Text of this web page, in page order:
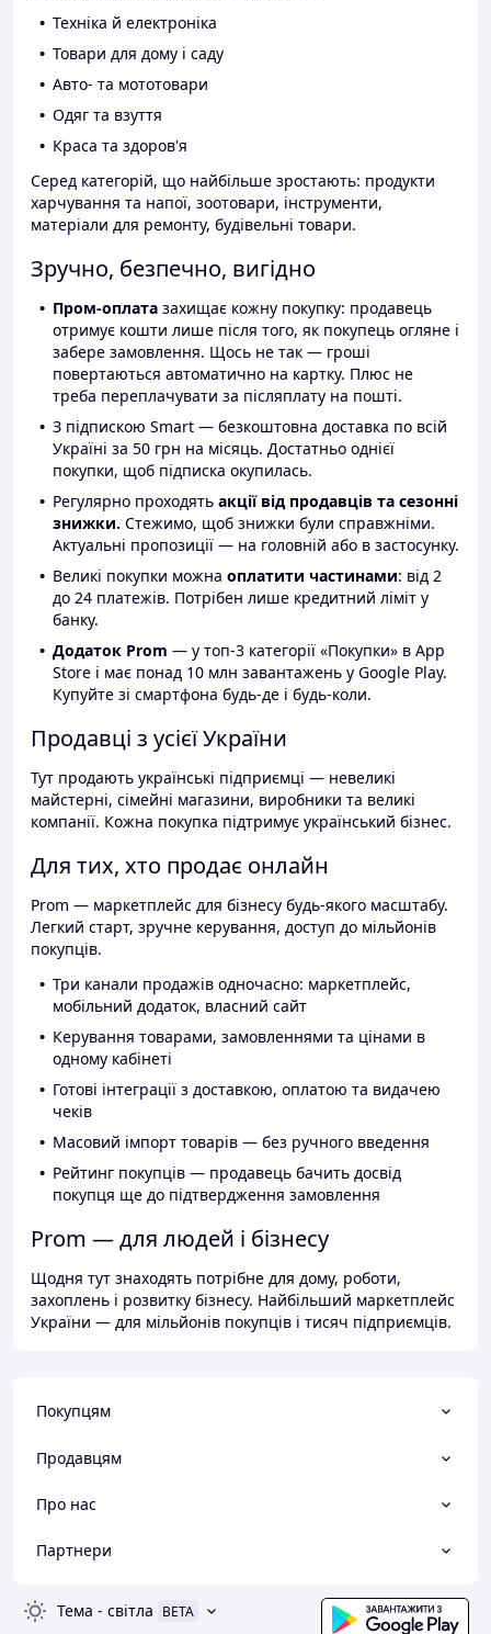
Техніка й електроніка
Товари для дому і саду
Авто- та мототовари
Одяг та взуття
Краса та здоров'я
Серед категорій, що найбільше зростають: продукти
харчування та напої, зоотовари, інструменти,
матеріали для ремонту, будівельні товари.
Зручно, безпечно, вигідно
Пром-оплата захищає кожну покупку: продавець
отримує кошти лише після того, як покупець огляне і
забере замовлення. Щось не так — гроші
повертаються автоматично на картку. Плюс не
треба переплачувати за післяплату на пошті.
З підпискою Smart — безкоштовна доставка по всій
Україні за 50 грн на місяць. Достатньо однієї
покупки, щоб підписка окупилась.
Регулярно проходять акції від продавців та сезонні
знижки. Стежимо, щоб знижки були справжніми.
Актуальні пропозиції — на головній або в застосунку.
Великі покупки можна оплатити частинами: від 2
до 24 платежів. Потрібен лише кредитний ліміт у
банку.
Додаток Prom — у топ-3 категорії «Покупки» в App
Store і має понад 10 млн завантажень у Google Play.
Купуйте зі смартфона будь-де і будь-коли.
Продавці з усієї України
Тут продають українські підприємці — невеликі
майстерні, сімейні магазини, виробники та великі
компанії. Кожна покупка підтримує український бізнес.
Для тих, хто продає онлайн
Prom — маркетплейс для бізнесу будь-якого масштабу.
Легкий старт, зручне керування, доступ до мільйонів
покупців.
Три канали продажів одночасно: маркетплейс,
мобільний додаток, власний сайт
Керування товарами, замовленнями та цінами в
одному кабінеті
Готові інтеграції з доставкою, оплатою та видачею
чеків
Масовий імпорт товарів — без ручного введення
Рейтинг покупців — продавець бачить досвід
покупця ще до підтвердження замовлення
Prom — для людей і бізнесу
Щодня тут знаходять потрібне для дому, роботи,
захоплень і розвитку бізнесу. Найбільший маркетплейс
України — для мільйонів покупців і тисяч підприємців.
Покупцям
Продавцям
Про нас
Партнери
Тема - світла BETA